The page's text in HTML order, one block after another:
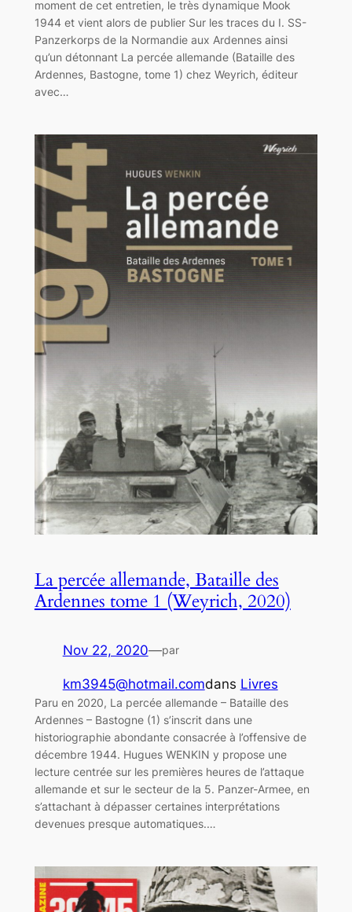
moment de cet entretien, le très dynamique Mook
1944 et vient alors de publier Sur les traces du I. SS-
Panzerkorps de la Normandie aux Ardennes ainsi
qu’un détonnant La percée allemande (Bataille des
Ardennes, Bastogne, tome 1) chez Weyrich, éditeur
avec…
La percée allemande, Bataille des
Ardennes tome 1 (Weyrich, 2020)
Nov 22, 2020—par
km3945@hotmail.comdans Livres
Paru en 2020, La percée allemande – Bataille des
Ardennes – Bastogne (1) s’inscrit dans une
historiographie abondante consacrée à l’offensive de
décembre 1944. Hugues WENKIN y propose une
lecture centrée sur les premières heures de l’attaque
allemande et sur le secteur de la 5. Panzer-Armee, en
s’attachant à dépasser certaines interprétations
devenues presque automatiques.…